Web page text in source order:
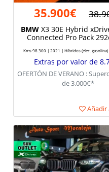
35.900€
BMWX3 30E Hybrid
Connected Pro Pack
Kms 98.300 | 2021 | Híbridos (elec.
Extras por valor de
OFERTÓN DE VERANO :
de 3.000€*
Añadir